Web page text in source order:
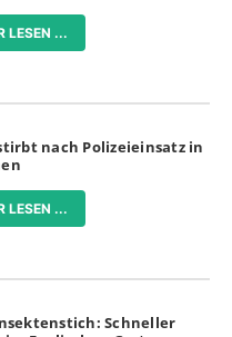
LESEN ...
nach Polizeieinsatz in
LESEN ...
Schneller